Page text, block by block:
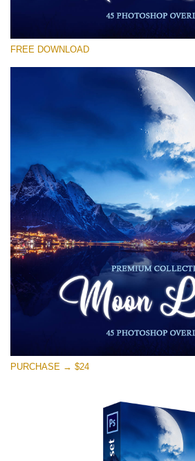
(45 Overlays)
4 Seasons (411 Overlays)
Entire Collection
Large 6000*4000px
무료 다운로드
FREE DOWNLOAD
PURCHASE → $24